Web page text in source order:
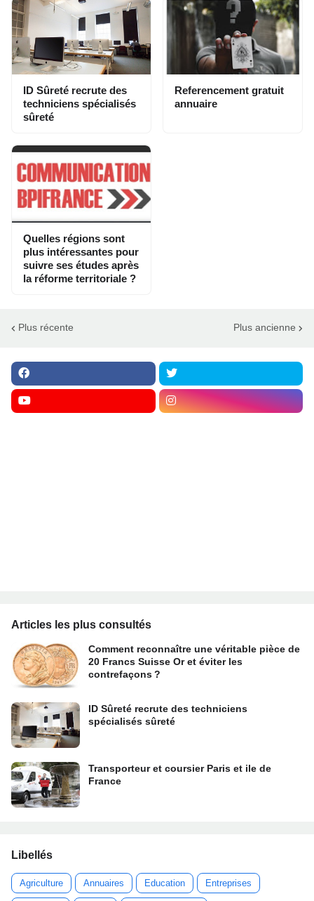
ID Sûreté recrute des
techniciens spécialisés
sûreté
Referencement gratuit
annuaire
Quelles régions sont
plus intéressantes pour
suivre ses études après
la réforme territoriale ?
Plus récente Plus ancienne
Articles les plus consultés
Comment reconnaître une véritable pièce de
20 Francs Suisse Or et éviter les
contrefaçons ?
ID Sûreté recrute des techniciens
spécialisés sûreté
Transporteur et coursier Paris et ile de
France
Libellés
Agriculture Annuaires Education Entreprises